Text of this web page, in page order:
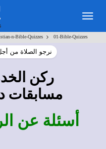
n-Bible-Quizzes > 01-Bible-Quizzes
نرجو الصلاة من
ركن
مسابقات
أسئلة عن